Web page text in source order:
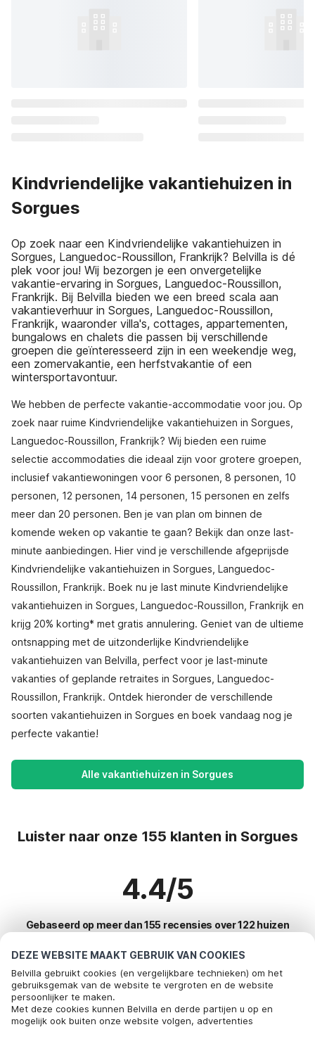
DEZE WEBSITE MAAKT GEBRUIK VAN COOKIES
Belvilla gebruikt cookies (en vergelijkbare technieken) om het
gebruiksgemak van de website te vergroten en de website
persoonlijker te maken.
Met deze cookies kunnen Belvilla en derde partijen u op en
mogelijk ook buiten onze website volgen, advertenties
Kindvriendelijke vakantiehuizen in
Sorgues
Op zoek naar een Kindvriendelijke vakantiehuizen in
Sorgues, Languedoc-Roussillon, Frankrijk? Belvilla is dé
plek voor jou! Wij bezorgen je een onvergetelijke
vakantie-ervaring in Sorgues, Languedoc-Roussillon,
Frankrijk. Bij Belvilla bieden we een breed scala aan
vakantieverhuur in Sorgues, Languedoc-Roussillon,
Frankrijk, waaronder villa's, cottages, appartementen,
bungalows en chalets die passen bij verschillende
groepen die geïnteresseerd zijn in een weekendje weg,
een zomervakantie, een herfstvakantie of een
wintersportavontuur.
We hebben de perfecte vakantie-accommodatie voor jou. Op
zoek naar ruime Kindvriendelijke vakantiehuizen in Sorgues,
Languedoc-Roussillon, Frankrijk? Wij bieden een ruime
selectie accommodaties die ideaal zijn voor grotere groepen,
inclusief vakantiewoningen voor 6 personen, 8 personen, 10
personen, 12 personen, 14 personen, 15 personen en zelfs
meer dan 20 personen. Ben je van plan om binnen de
komende weken op vakantie te gaan? Bekijk dan onze last-
minute aanbiedingen. Hier vind je verschillende afgeprijsde
Kindvriendelijke vakantiehuizen in Sorgues, Languedoc-
Roussillon, Frankrijk. Boek nu je last minute Kindvriendelijke
vakantiehuizen in Sorgues, Languedoc-Roussillon, Frankrijk en
krijg 20% korting* met gratis annulering. Geniet van de ultieme
ontsnapping met de uitzonderlijke Kindvriendelijke
vakantiehuizen van Belvilla, perfect voor je last-minute
vakanties of geplande retraites in Sorgues, Languedoc-
Roussillon, Frankrijk. Ontdek hieronder de verschillende
soorten vakantiehuizen in Sorgues en boek vandaag nog je
perfecte vakantie!
Alle vakantiehuizen in Sorgues
Luister naar onze 155 klanten in Sorgues
4.4/5
Gebaseerd op meer dan 155 recensies over 122 huizen
Meest populaire bestemmingen voor
vakantie
Top steden met top voorzieningen voor vakantie
Bel om te boeken